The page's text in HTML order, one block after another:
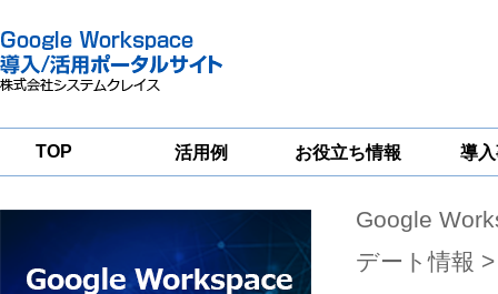
TOP 活用例 お役立ち情報
一
導
グループウェア
移行支援
Google
Workspace
セキュリティ
対策サービス
Google
デート情報